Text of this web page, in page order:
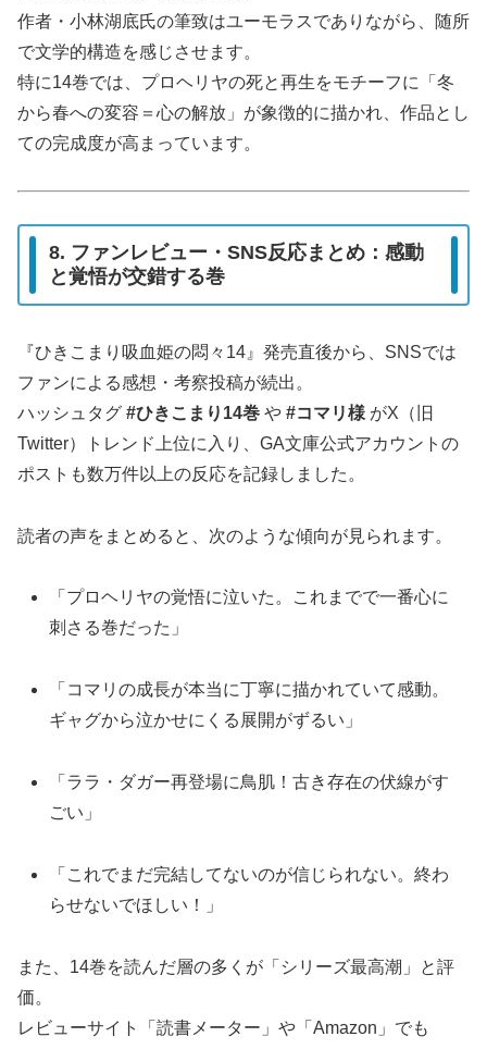
作者・小林湖底氏の筆致はユーモラスでありながら、随所
で文学的構造を感じさせます。
特に14巻では、プロヘリヤの死と再生をモチーフに「冬
から春への変容＝心の解放」が象徴的に描かれ、作品とし
ての完成度が高まっています。
8. ファンレビュー・SNS反応まとめ：感動
と覚悟が交錯する巻
『ひきこまり吸血姫の悶々14』発売直後から、SNSでは
ファンによる感想・考察投稿が続出。
ハッシュタグ #ひきこまり14巻 や #コマリ様 がX（旧
Twitter）トレンド上位に入り、GA文庫公式アカウントの
ポストも数万件以上の反応を記録しました。
読者の声をまとめると、次のような傾向が見られます。
「プロヘリヤの覚悟に泣いた。これまでで一番心に
刺さる巻だった」
「コマリの成長が本当に丁寧に描かれていて感動。
ギャグから泣かせにくる展開がずるい」
「ララ・ダガー再登場に鳥肌！古き存在の伏線がす
ごい」
「これでまだ完結してないのが信じられない。終わ
らせないでほしい！」
また、14巻を読んだ層の多くが「シリーズ最高潮」と評
価。
レビューサイト「読書メーター」や「Amazon」でも